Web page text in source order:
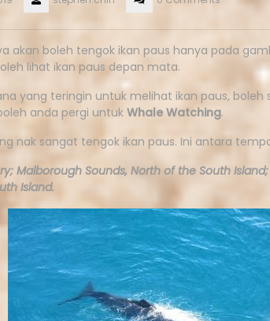
akan boleh tengok ikan paus hanya pada
lihat ikan paus depan mata.
yang teringin untuk melihat ikan paus, boleh
anda pergi untuk Whale Watching.
nak sangat tengok ikan paus. Ini antara
Malborough Sounds, North of the South
Island.